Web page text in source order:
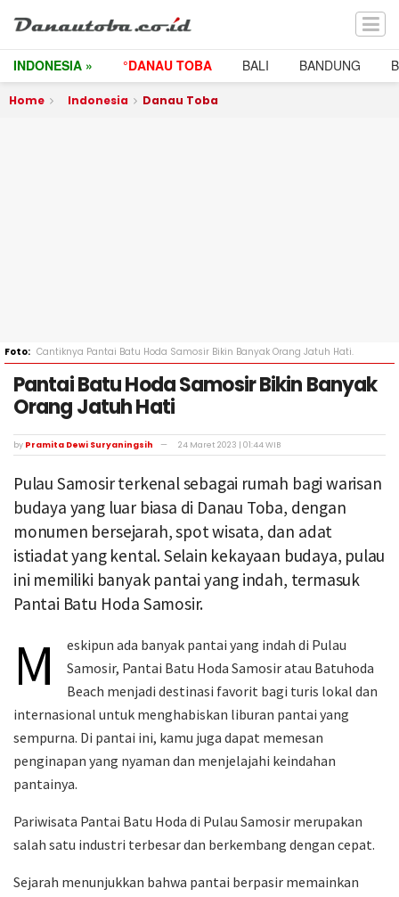
INDONESIA » °DANAU TOBA BALI BANDUNG
Home Indonesia Danau Toba
Cantiknya Pantai Batu Hoda Samosir Bikin Banyak Orang Jatuh Hati.
Pantai Batu Hoda Samosir Bikin Banyak
Orang Jatuh Hati
by Pramita Dewi Suryaningsih 24 Maret 2023 | 01:44 WIB
Pulau Samosir terkenal sebagai rumah bagi warisan
budaya yang luar biasa di Danau Toba, dengan
monumen bersejarah, spot wisata, dan adat
istiadat yang kental. Selain kekayaan budaya, pulau
ini memiliki banyak pantai yang indah, termasuk
Pantai Batu Hoda Samosir.
M
eskipun ada banyak pantai yang indah di Pulau
Samosir, Pantai Batu Hoda Samosir atau Batuhoda
Beach menjadi destinasi favorit bagi turis lokal dan
internasional untuk menghabiskan liburan pantai yang
sempurna. Di pantai ini, kamu juga dapat memesan
penginapan yang nyaman dan menjelajahi keindahan
pantainya.
Pariwisata Pantai Batu Hoda di Pulau Samosir merupakan
salah satu industri terbesar dan berkembang dengan cepat.
Sejarah menunjukkan bahwa pantai berpasir memainkan